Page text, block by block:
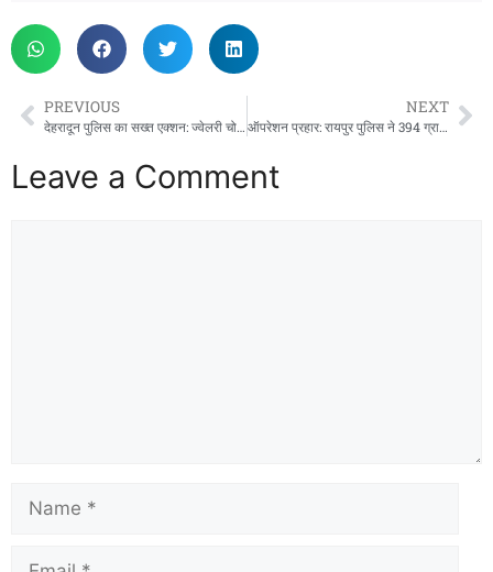
PREVIOUS
देहरादून पुलिस का सख्त एक्शन: ज्वेलरी चोरी और वाहन तस्करी नेटवर्क का पर्दाफाश
NEXT
ऑपरेशन प्रहार: रायपुर पुलिस ने 394 ग्राम चरस के साथ युवक को दबोचा, नशा तस्करी पर कसा शिकंजा
Leave a Comment